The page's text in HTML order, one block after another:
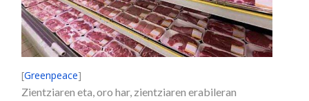
[Greenpeace]
Zientziaren eta, oro har, zientziaren erabileran